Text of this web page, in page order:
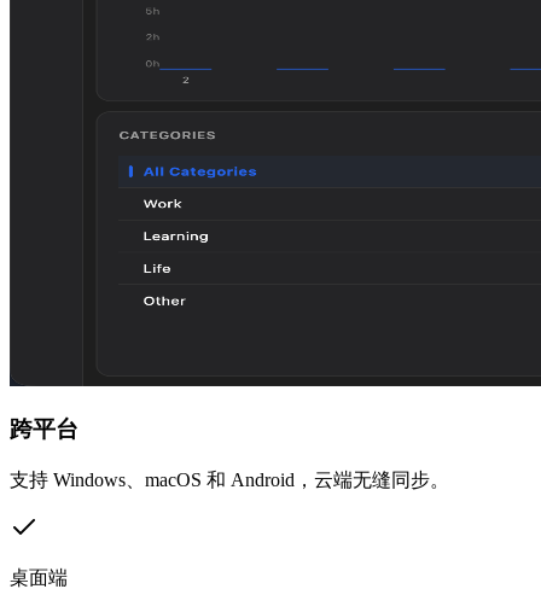
跨平台
支持 Windows、macOS 和 Android，云端无缝同步。
桌面端